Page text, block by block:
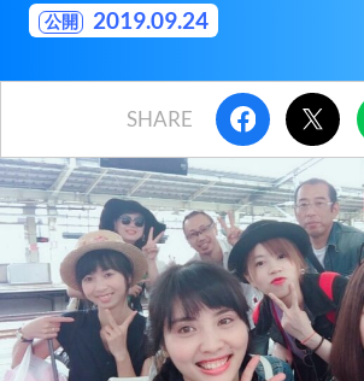
2019.09.24
SHARE